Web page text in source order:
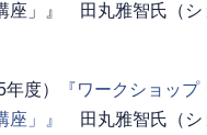
座」』 田丸雅智氏（シ
度）
『ワークショッ
座」』
田丸雅智氏（シ